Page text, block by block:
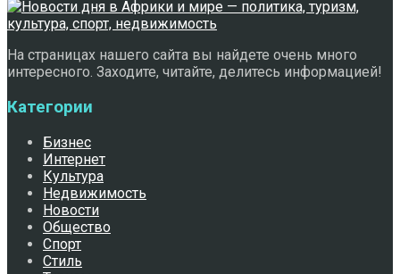
На страницах нашего сайта вы найдете очень много
интересного. Заходите, читайте, делитесь информацией!
Категории
Бизнес
Интернет
Культура
Недвижимость
Новости
Общество
Спорт
Стиль